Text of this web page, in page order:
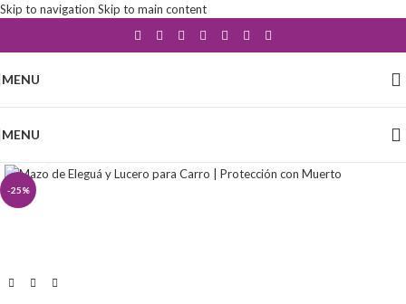
Skip to navigation Skip to main content
MENU
MENU
-25%